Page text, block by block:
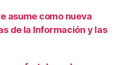
asume como nueva
de la Información y las